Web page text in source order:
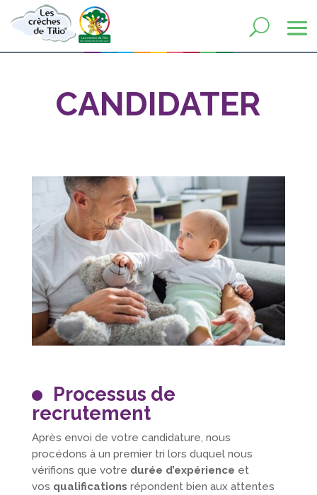
CANDIDATER
Processus de
recrutement
Après envoi de votre candidature, nous
procédons à un premier tri lors duquel nous
vérifions que votre durée d’expérience et
vos qualifications répondent bien aux attentes